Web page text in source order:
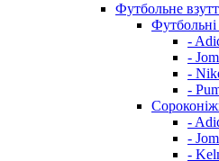
Футбольне
Футбольні
-
-
-
-
-
-
-